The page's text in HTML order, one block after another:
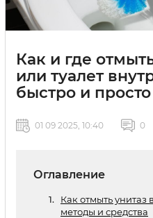
Как и где
или туалет
быстро и просто
01 09 2025, 10:40 0
Оглавление
Как отмыть унитаз
методы и средства